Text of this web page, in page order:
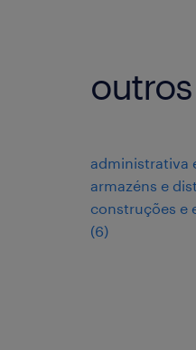
administrativa
armazéns e
construções e
(6)